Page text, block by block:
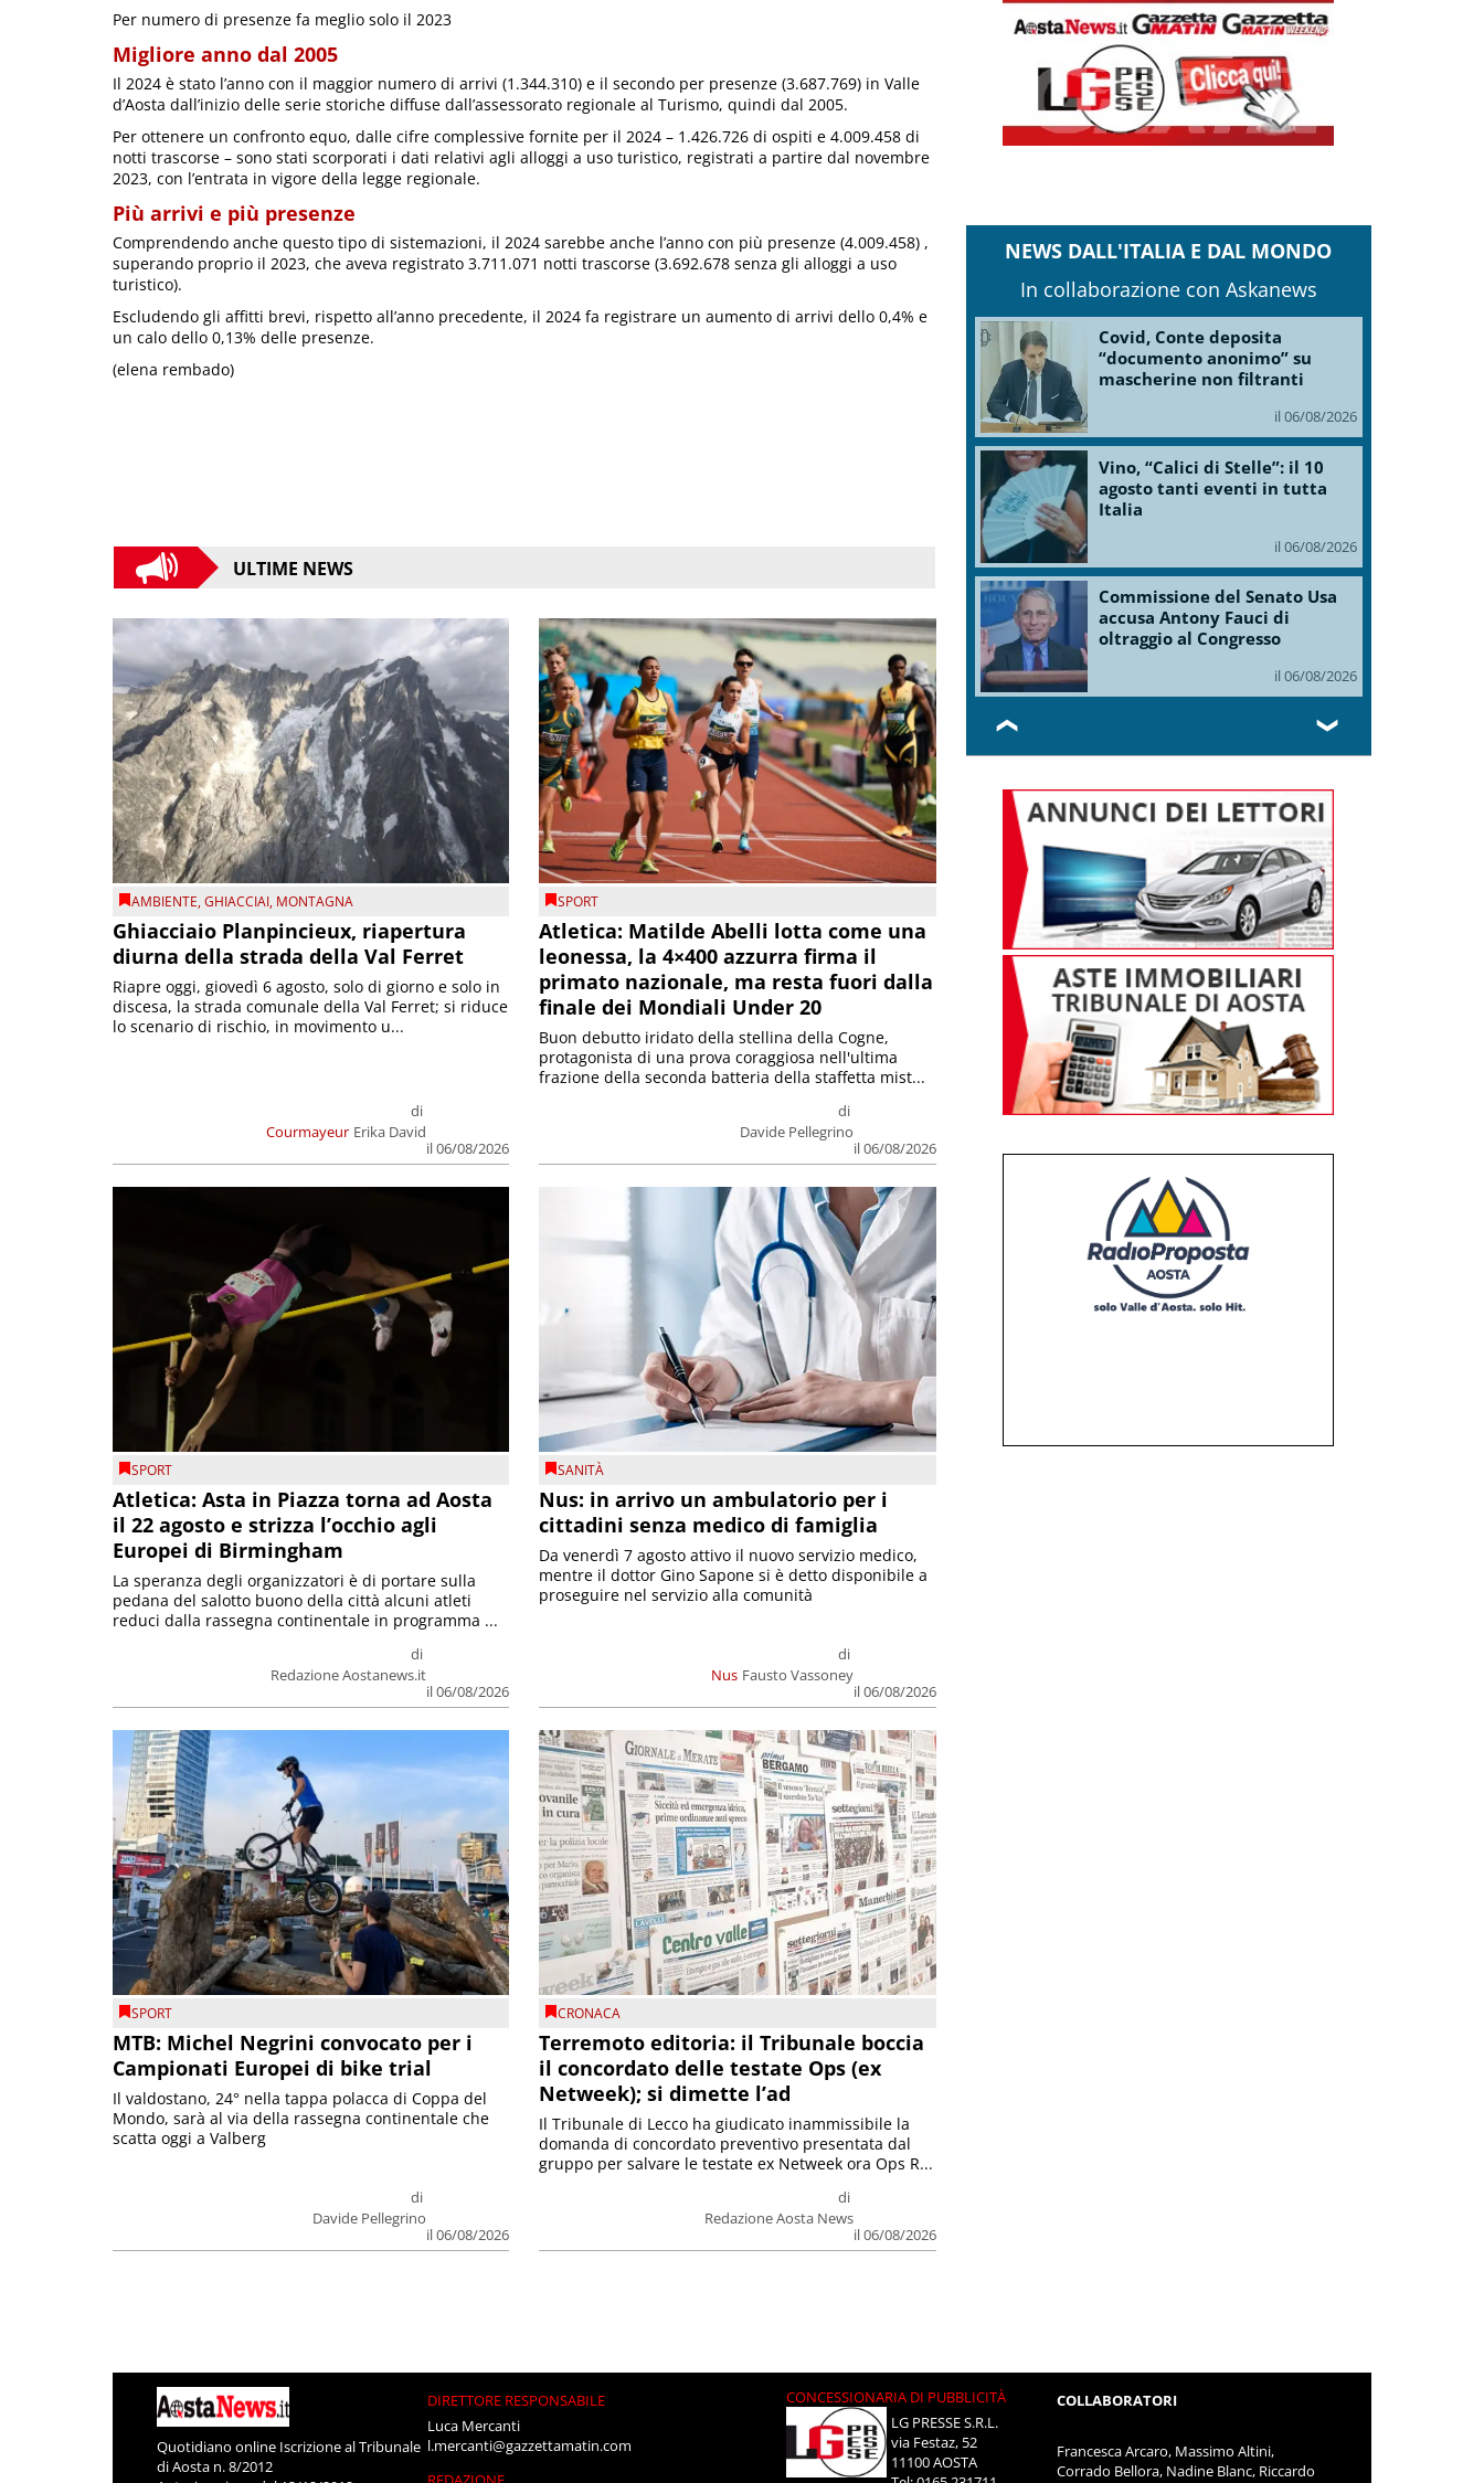
Per numero di presenze fa meglio solo il 2023
Migliore anno dal 2005
Il 2024 è stato l’anno con il maggior numero di arrivi (1.344.310) e il secondo per presenze (3.687.769) in Valle
d’Aosta dall’inizio delle serie storiche diffuse dall’assessorato regionale al Turismo, quindi dal 2005.
Per ottenere un confronto equo, dalle cifre complessive fornite per il 2024 – 1.426.726 di ospiti e 4.009.458 di
notti trascorse – sono stati scorporati i dati relativi agli alloggi a uso turistico, registrati a partire dal novembre
2023, con l’entrata in vigore della legge regionale.
Più arrivi e più presenze
Comprendendo anche questo tipo di sistemazioni, il 2024 sarebbe anche l’anno con più presenze (4.009.458) ,
superando proprio il 2023, che aveva registrato 3.711.071 notti trascorse (3.692.678 senza gli alloggi a uso
turistico).
Escludendo gli affitti brevi, rispetto all’anno precedente, il 2024 fa registrare un aumento di arrivi dello 0,4% e
un calo dello 0,13% delle presenze.
(elena rembado)
ULTIME NEWS
AMBIENTE,GHIACCIAI, MONTAGNA
Ghiacciaio Planpincieux, riapertura
diurna della strada della Val Ferret
Courmayeur
di
Erika David
il 06/08/2026
Riapre oggi, giovedì 6 agosto, solo di giorno e solo in
discesa, la strada comunale della Val Ferret; si riduce
lo scenario di rischio, in movimento u...
SPORT
Atletica: Matilde Abelli lotta come una
leonessa, la 4×400 azzurra firma il
primato nazionale, ma resta fuori dalla
finale dei Mondiali Under 20
di
Davide Pellegrino
il 06/08/2026
Buon debutto iridato della stellina della Cogne,
protagonista di una prova coraggiosa nell'ultima
frazione della seconda batteria della staffetta mist...
SPORT
Atletica: Asta in Piazza torna ad Aosta
il 22 agosto e strizza l’occhio agli
Europei di Birmingham
di
Redazione Aostanews.it
il 06/08/2026
La speranza degli organizzatori è di portare sulla
pedana del salotto buono della città alcuni atleti
reduci dalla rassegna continentale in programma ...
SANITÀ
Nus: in arrivo un ambulatorio per i
cittadini senza medico di famiglia
Nus
di
Fausto Vassoney
il 06/08/2026
Da venerdì 7 agosto attivo il nuovo servizio medico,
mentre il dottor Gino Sapone si è detto disponibile a
proseguire nel servizio alla comunità
SPORT
MTB: Michel Negrini convocato per i
Campionati Europei di bike trial
di
Davide Pellegrino
il 06/08/2026
Il valdostano, 24° nella tappa polacca di Coppa del
Mondo, sarà al via della rassegna continentale che
scatta oggi a Valberg
CRONACA
Terremoto editoria: il Tribunale boccia
il concordato delle testate Ops (ex
Netweek); si dimette l’ad
di
Redazione Aosta News
il 06/08/2026
Il Tribunale di Lecco ha giudicato inammissibile la
domanda di concordato preventivo presentata dal
gruppo per salvare le testate ex Netweek ora Ops R...
NEWS DALL'ITALIA E DAL MONDO
In collaborazione con Askanews
Covid, Conte deposita
“documento anonimo” su
mascherine non filtranti
il 06/08/2026
Vino, “Calici di Stelle”: il 10
agosto tanti eventi in tutta
Italia
il 06/08/2026
Commissione del Senato Usa
accusa Antony Fauci di
oltraggio al Congresso
il 06/08/2026
❮ ❯
Quotidiano online Iscrizione al Tribunale
di Aosta n. 8/2012
DIRETTORE RESPONSABILE
Luca Mercanti
l.mercanti@gazzettamatin.com
CONCESSIONARIA DI PUBBLICITÀ
LG PRESSE S.R.L.
via Festaz, 52
11100 AOSTA
COLLABORATORI
Francesca Arcaro, Massimo Altini,
Corrado Bellora, Nadine Blanc, Riccardo